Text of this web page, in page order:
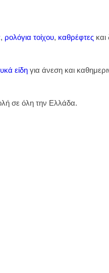
, ρολόγια τοίχου, καθρέφτες
είδη για άνεση και
σε όλη την Ελλάδα.